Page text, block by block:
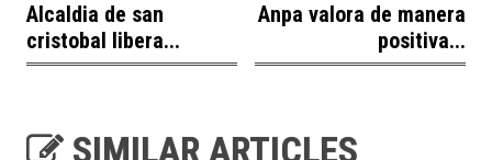
Alcaldia de san
cristobal libera...
Anpa valora de manera
positiva...
SIMILAR ARTICLES